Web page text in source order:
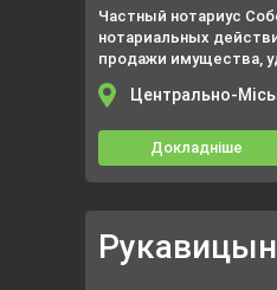
Частный нотариус
нотариальных
продажи имущества,
брачных контрактов,
связанных с
Центрально-
Докладніше